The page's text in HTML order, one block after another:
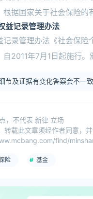
根据国家关于社会保险
益记录管理办法
记录管理办法《社会保
自2011年7月1日起施行
节及证据有变化答案会不一
，不代表 新律 立场
转载此文章须经作者同意，
find/
险 基金